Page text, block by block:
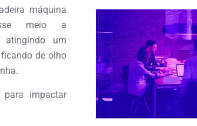
máquina
meio a
um
de olho
impactar